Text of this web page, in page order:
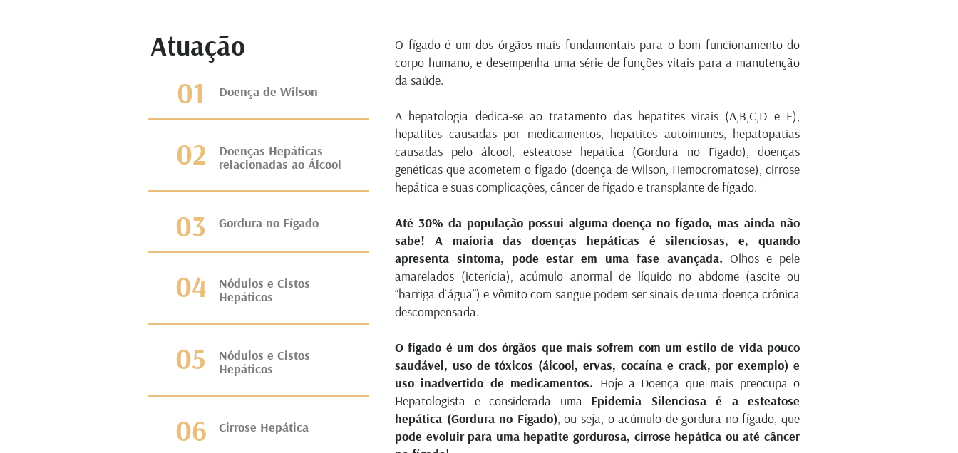
Atuação
01 Doença de Wilson
02
Doenças Hepáticas
relacionadas ao Álcool
03 Gordura no Fígado
04
Nódulos e Cistos
Hepáticos
05
Nódulos e Cistos
Hepáticos
06 Cirrose Hepática
O fígado é um dos órgãos mais fundamentais para o bom funcionamento do
corpo humano, e desempenha uma série de funções vitais para a manutenção
da saúde.
A hepatologia dedica-se ao tratamento das hepatites virais (A,B,C,D e E),
hepatites causadas por medicamentos, hepatites autoimunes, hepatopatias
causadas pelo álcool, esteatose hepática (Gordura no Fígado), doenças
genéticas que acometem o fígado (doença de Wilson, Hemocromatose), cirrose
hepática e suas complicações, câncer de fígado e transplante de fígado.
Até 30% da população possui alguma doença no fígado, mas ainda não
sabe! A maioria das doenças hepáticas é silenciosas, e, quando
apresenta sintoma, pode estar em uma fase avançada.Olhos e pele
amarelados (icterícia), acúmulo anormal de líquido no abdome (ascite ou
“barriga d`água”) e vômito com sangue podem ser sinais de uma doença crônica
descompensada.⠀ ⠀
O fígado é um dos órgãos que mais sofrem com um estilo de vida pouco
saudável, uso de tóxicos (álcool, ervas, cocaína e crack, por exemplo) e
uso inadvertido de medicamentos. Hoje a Doença que mais preocupa o
Hepatologista e considerada uma Epidemia Silenciosa é a esteatose
hepática (Gordura no Fígado), ou seja, o acúmulo de gordura no fígado, que
pode evoluir para uma hepatite gordurosa, cirrose hepática ou até câncer